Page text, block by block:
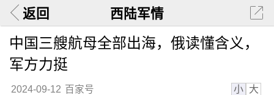
返回 西陆军情
中国三艘航母全部出海，俄读懂含义，
军方力挺
2024-09-12 百家号 小 大